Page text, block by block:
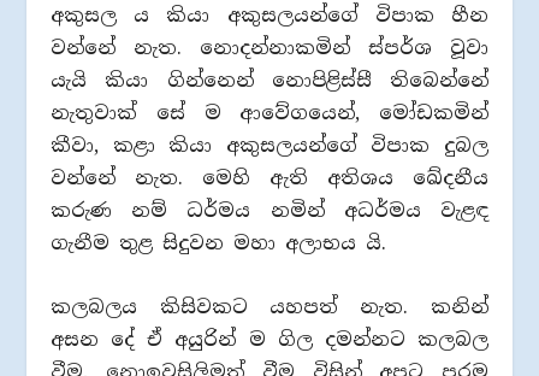
අකුසල ය කියා අකුසලයන්ගේ විපාක හීන
වන්නේ නැත. නොදන්නාකමින් ස්පර්ශ වූවා
යැයි කියා ගින්නෙන් නොපිළිස්සී තිබෙන්නේ
නැතුවාක් සේ ම ආවේගයෙන්, මෝඩකමින්
කීවා, කළා කියා අකුසලයන්ගේ විපාක දුබල
වන්නේ නැත. මෙහි ඇති අතිශය ඛේදනීය
කරුණ නම් ධර්මය නමින් අධර්මය වැළඳ
ගැනීම තුළ සිදුවන මහා අලාභය යි.
කලබලය කිසිවකට යහපත් නැත. කනින්
අසන දේ ඒ අයුරින් ම ගිල දමන්නට කලබල